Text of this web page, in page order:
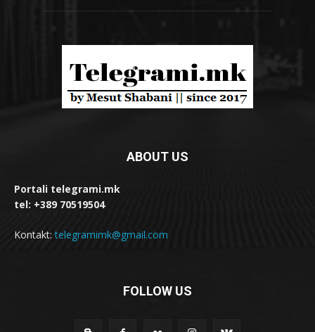
ABOUT US
Portali telegrami.mk
tel: +389 70519504
Kontakt:telegramimk@gmail.com
FOLLOW US